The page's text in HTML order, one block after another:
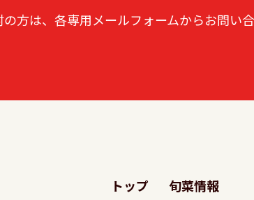
方は、各専用メールフォームからお問い合
トップ
旬菜情報